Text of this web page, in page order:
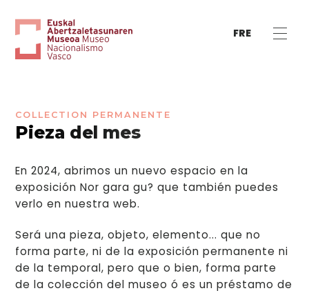
FRE
COLLECTION PERMANENTE
Pieza del mes
En 2024, abrimos un nuevo espacio en la
exposición Nor gara gu? que también puedes
verlo en nuestra web.
Será una pieza, objeto, elemento... que no
forma parte, ni de la exposición permanente ni
de la temporal, pero que o bien, forma parte
de la colección del museo ó es un préstamo de